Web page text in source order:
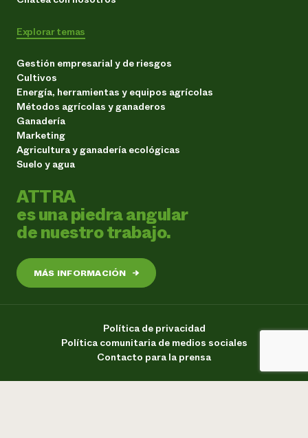
Explorar temas
Gestión empresarial y de riesgos
Cultivos
Energía, herramientas y equipos agrícolas
Métodos agrícolas y ganaderos
Ganadería
Marketing
Agricultura y ganadería ecológicas
Suelo y agua
ATTRA
es una piedra angular
de nuestro trabajo.
MÁS INFORMACIÓN →
Política de privacidad
Política comunitaria de medios sociales
Contacto para la prensa